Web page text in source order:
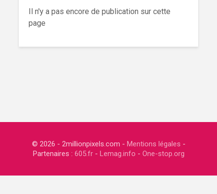
Il n'y a pas encore de publication sur cette
page
© 2026 - 2millionpixels.com - Mentions légales -
Partenaires : 605.fr- Lemag.info - One-stop.org